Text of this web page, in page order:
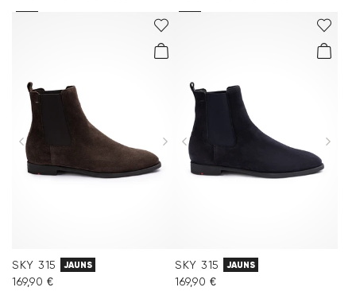
SKY 315 JAUNS
169,90 €
SKY 315 JAUNS
169,90 €